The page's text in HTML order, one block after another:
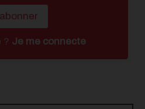
? Je me connecte